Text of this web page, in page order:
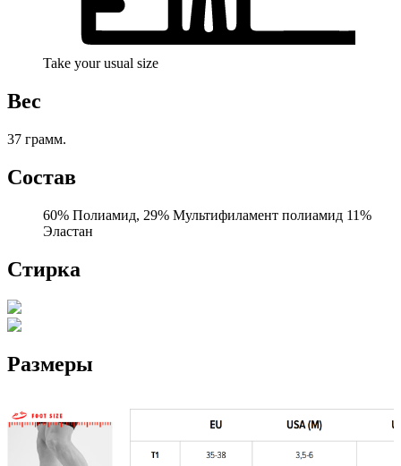
Take your usual size
Вес
37 грамм.
Состав
60% Полиамид, 29% Мультифиламент полиамид 11%
Эластан
Стирка
Размеры